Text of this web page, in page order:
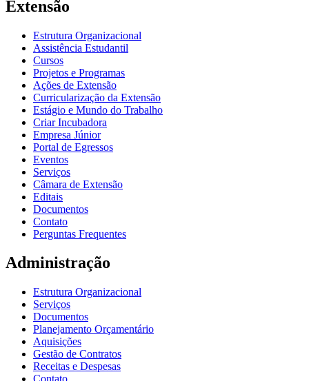
Extensão
Estrutura Organizacional
Assistência Estudantil
Cursos
Projetos e Programas
Ações de Extensão
Curricularização da Extensão
Estágio e Mundo do Trabalho
Criar Incubadora
Empresa Júnior
Portal de Egressos
Eventos
Serviços
Câmara de Extensão
Editais
Documentos
Contato
Perguntas Frequentes
Administração
Estrutura Organizacional
Serviços
Documentos
Planejamento Orçamentário
Aquisições
Gestão de Contratos
Receitas e Despesas